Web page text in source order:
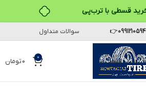
قسطی با ترب‌پی
👉 سوالات متداول
0
0تومان